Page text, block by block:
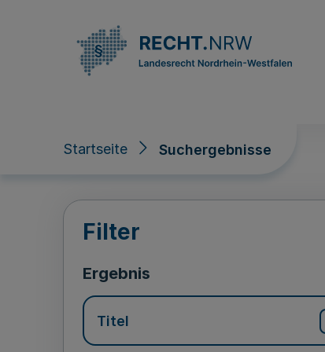
Startseite Suchergebnisse
Suchergebnisse
Filter
Ergebnis
Titel